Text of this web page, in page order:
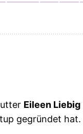
Eileen Liebig
gegründet hat.